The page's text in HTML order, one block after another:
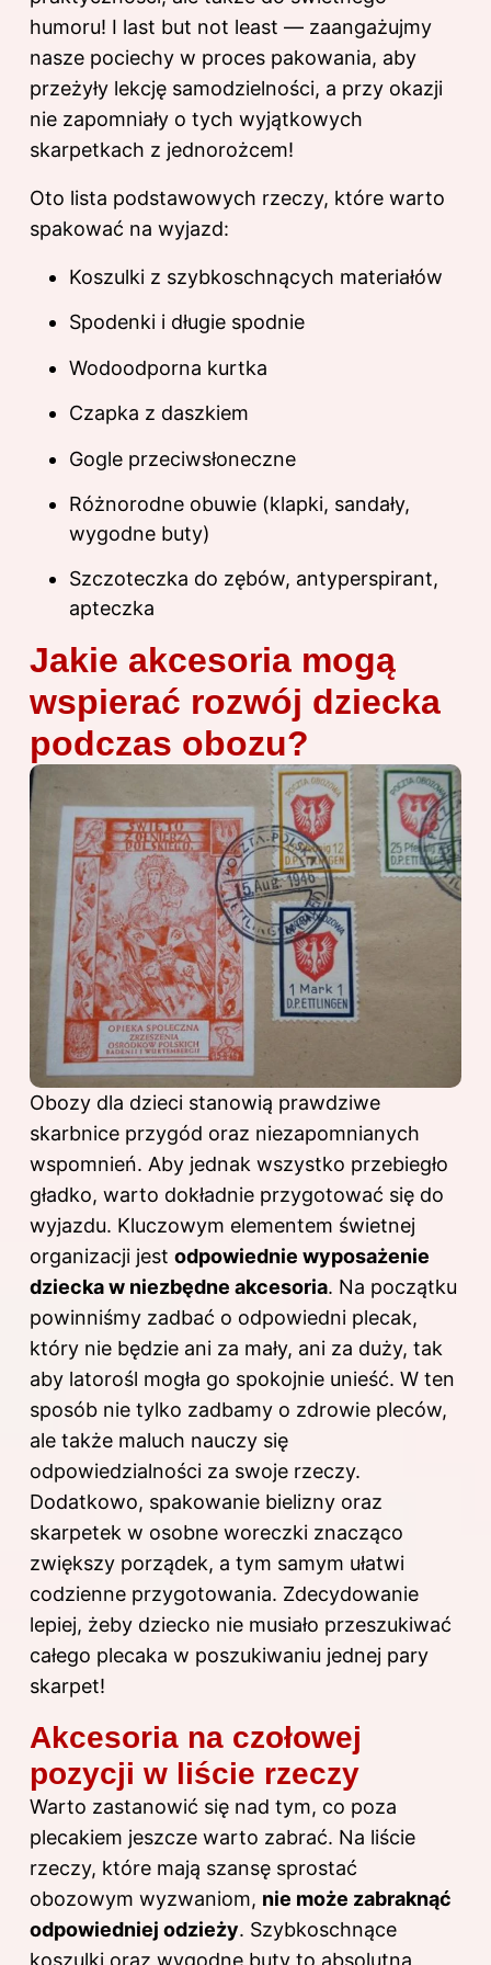
humoru! I last but not least — zaangażujmy
nasze pociechy w proces pakowania, aby
przeżyły lekcję samodzielności, a przy okazji
nie zapomniały o tych wyjątkowych
skarpetkach z jednorożcem!
Oto lista podstawowych rzeczy, które warto
spakować na wyjazd:
Koszulki z szybkoschnących materiałów
Spodenki i długie spodnie
Wodoodporna kurtka
Czapka z daszkiem
Gogle przeciwsłoneczne
Różnorodne obuwie (klapki, sandały,
wygodne buty)
Szczoteczka do zębów, antyperspirant,
apteczka
Jakie akcesoria mogą
wspierać rozwój dziecka
podczas obozu?
Obozy dla dzieci stanowią prawdziwe
skarbnice przygód oraz niezapomnianych
wspomnień. Aby jednak wszystko przebiegło
gładko, warto dokładnie przygotować się do
wyjazdu. Kluczowym elementem świetnej
organizacji jest odpowiednie wyposażenie
dziecka w niezbędne akcesoria. Na początku
powinniśmy zadbać o odpowiedni plecak,
który nie będzie ani za mały, ani za duży, tak
aby latorośl mogła go spokojnie unieść. W ten
sposób nie tylko zadbamy o zdrowie pleców,
ale także maluch nauczy się
odpowiedzialności za swoje rzeczy.
Dodatkowo, spakowanie bielizny oraz
skarpetek w osobne woreczki znacząco
zwiększy porządek, a tym samym ułatwi
codzienne przygotowania. Zdecydowanie
lepiej, żeby dziecko nie musiało przeszukiwać
całego plecaka w poszukiwaniu jednej pary
skarpet!
Akcesoria na czołowej
pozycji w liście rzeczy
Warto zastanowić się nad tym, co poza
plecakiem jeszcze warto zabrać. Na liście
rzeczy, które mają szansę sprostać
obozowym wyzwaniom, nie może zabraknąć
odpowiedniej odzieży. Szybkoschnące
koszulki oraz wygodne buty to absolutna